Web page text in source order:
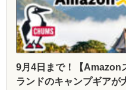
9月4日まで！【Amazon
ランドのキャンプギアが